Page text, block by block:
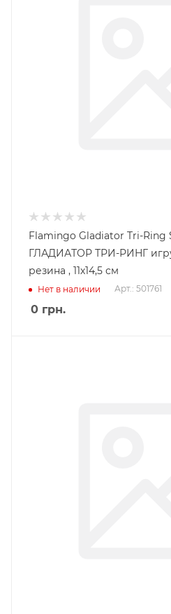
Flamingo Gladiator Tri-
ГЛАДИАТОР ТРИ-РИНГ
резина , 11х14,5 см
Нет в наличии Арт.: 501761
0 грн.